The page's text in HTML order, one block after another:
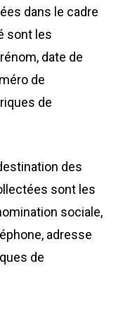
dans le cadre
sont les
date de
de
de
des
sont les
sociale,
adresse
de